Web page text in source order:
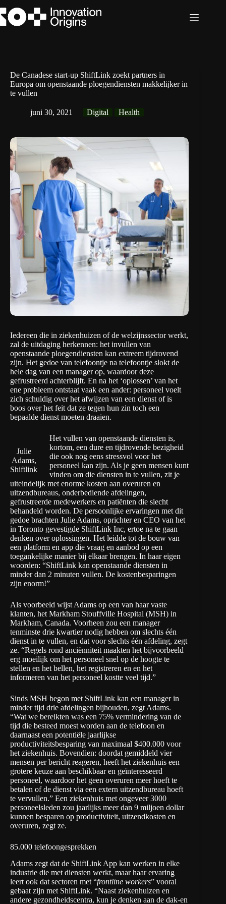
naar
de
De Canadese start-up ShiftLink zoekt partners in
Europa om openstaande ploegendiensten makkelijker in
te vullen
juni 30, 2021 Digital Health
Iedereen die in ziekenhuizen of de welzijnssector werkt,
zal de uitdaging herkennen: het invullen van
openstaande ploegendiensten kan extreem tijdrovend
zijn. Het gedoe van telefoontje na telefoontje slokt de
hele dag van een manager op, waardoor deze
gefrustreerd achterblijft. En na het ‘oplossen’ van het
ene probleem ontstaat vaak een ander: personeel voelt
zich schuldig over het afwijzen van een dienst of is
boos over het feit dat ze tegen hun zin toch een
bepaalde dienst moeten draaien.
Julie
Adams,
Shiftlink
Het vullen van openstaande diensten is,
kortom, een dure en tijdrovende bezigheid
die ook nog eens stressvol voor het
personeel kan zijn. Als je geen mensen kunt
vinden om die diensten in te vullen, zit je
uiteindelijk met enorme kosten aan overuren en
uitzendbureaus, onderbediende afdelingen,
gefrustreerde medewerkers en patiënten die slecht
behandeld worden. De persoonlijke ervaringen met dit
gedoe brachten Julie Adams, oprichter en CEO van het
in Toronto gevestigde ShiftLink Inc, ertoe na te gaan
denken over oplossingen. Het leidde tot de bouw van
een platform en app die vraag en aanbod op een
toegankelijke manier bij elkaar brengen. In haar eigen
woorden: “ShiftLink kan openstaande diensten in
minder dan 2 minuten vullen. De kostenbesparingen
zijn enorm!”
Als voorbeeld wijst Adams op een van haar vaste
klanten, het Markham Stouffville Hospital (MSH) in
Markham, Canada. Voorheen zou een manager
tenminste drie kwartier nodig hebben om slechts één
dienst in te vullen, en dat voor slechts één afdeling, zegt
ze. “Regels rond anciënniteit maakten het bijvoorbeeld
erg moeilijk om het personeel snel op de hoogte te
stellen en het bellen, het registreren en en het
informeren van het personeel kostte veel tijd.”
Sinds MSH begon met ShiftLink kan een manager in
minder tijd drie afdelingen bijhouden, zegt Adams.
“Wat we bereikten was een 75% vermindering van de
tijd die besteed moest worden aan de telefoon en
daarnaast een potentiële jaarlijkse
productiviteitsbesparing van maximaal $400.000 voor
het ziekenhuis. Bovendien: doordat gemiddeld vier
mensen per bericht reageren, heeft het ziekenhuis een
grotere keuze aan beschikbaar en geïnteresseerd
personeel, waardoor het geen overuren meer hoeft te
betalen of de dienst via een extern uitzendbureau hoeft
te vervullen.” Een ziekenhuis met ongeveer 3000
personeelsleden zou jaarlijks meer dan 9 miljoen dollar
kunnen besparen op productiviteit, uitzendkosten en
overuren, zegt ze.
85.000 telefoongesprekken
Adams zegt dat de ShiftLink App kan werken in elke
industrie die met diensten werkt, maar haar ervaring
leert ook dat sectoren met “frontline workers” vooral
gebaat zijn met ShiftLink. “Naast ziekenhuizen en
andere gezondheidscentra, kun je denken aan de dak-en